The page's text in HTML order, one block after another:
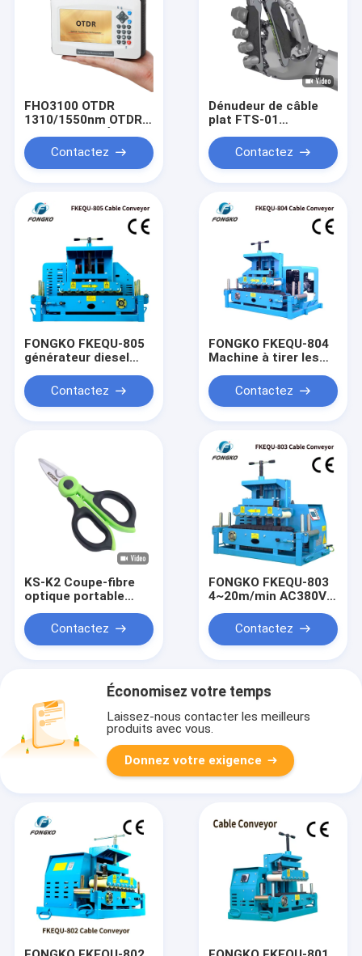
FHO3100 OTDR
1310/1550nm OTDR à
fibre optique Écran
tactile VFL OLS OPM
Carte d'événements
Contactez
Dénudeur de câble
plat FTS-01
Dénudeur de câble à
fibre optique
Contactez
FONGKO FKEQU-805
générateur diesel
~ 20m/min
générateur
Contactez
FONGKO FKEQU-804
Machine à tirer les
essence 4~20m/min
Convoyeur de câbles
Contactez
KS-K2 Coupe-fibre
optique portable
dénudeur de câble
optiqueContactez
FONGKO FKEQU-803
4~20m/min AC380V
1-18cm Outil de
traction de câble
léger pour convoyeur
Contactez
Économisez votre temps
Laissez-nous contacter les meilleurs
produits avec vous.
Donnez votre exigence